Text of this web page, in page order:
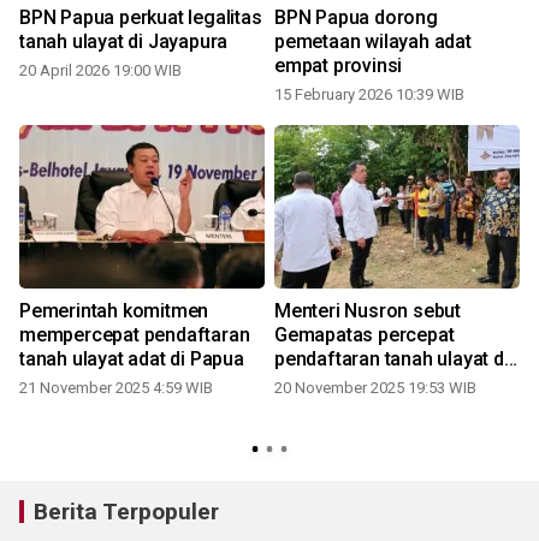
BPN Papua perkuat legalitas
tanah ulayat di Jayapura
20 April 2026 19:00 WIB
BPN Papua dorong
pemetaan wilayah adat
empat provinsi
15 February 2026 10:39 WIB
Pemerintah komitmen
mempercepat pendaftaran
tanah ulayat adat di Papua
21 November 2025 4:59 WIB
Menteri Nusron sebut
Gemapatas percepat
pendaftaran tanah ulayat di
Papua
20 November 2025 19:53 WIB
Berita Terpopuler